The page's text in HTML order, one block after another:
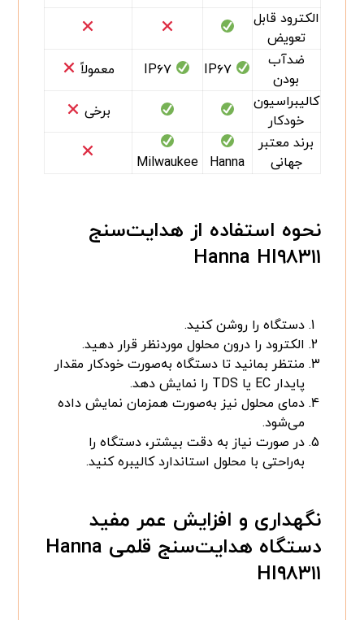
الکترود قابل
تعویض
ضدآب
بودن
IP۶۷ IP۶۷
معمولاً
کالیبراسیون
خودکار
برخی
برند معتبر
جهانی
Hanna
Milwaukee
نحوه استفاده از هدایت‌سنج
Hanna HI۹۸۳۱۱
دستگاه را روشن کنید.
الکترود را درون محلول موردنظر قرار دهید.
منتظر بمانید تا دستگاه به‌صورت خودکار مقدار
پایدار EC یا TDS را نمایش دهد.
دمای محلول نیز به‌صورت همزمان نمایش داده
می‌شود.
در صورت نیاز به دقت بیشتر، دستگاه را
به‌راحتی با محلول استاندارد کالیبره کنید.
نگهداری و افزایش عمر مفید
دستگاه هدایت‌سنج قلمی Hanna
HI۹۸۳۱۱